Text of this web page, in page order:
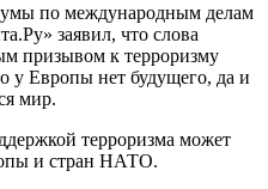
по международным делам
заявил, что слова
призывом к терроризму
у Европы нет будущего, да и
мир.
терроризма может
и стран НАТО.